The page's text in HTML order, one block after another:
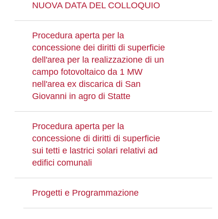
NUOVA DATA DEL COLLOQUIO
Procedura aperta per la
concessione dei diritti di superficie
dell'area per la realizzazione di un
campo fotovoltaico da 1 MW
nell'area ex discarica di San
Giovanni in agro di Statte
Procedura aperta per la
concessione di diritti di superficie
sui tetti e lastrici solari relativi ad
edifici comunali
Progetti e Programmazione